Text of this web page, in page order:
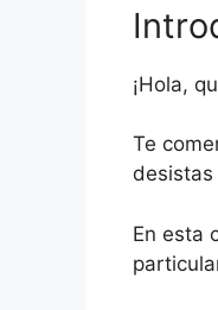
¡Hola,
Te
En esta